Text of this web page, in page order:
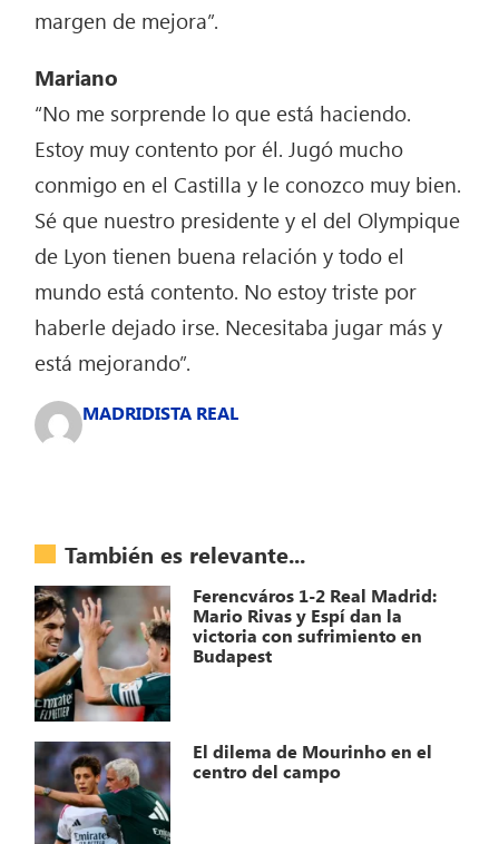
margen de mejora”.
Mariano
“No me sorprende lo que está haciendo.
Estoy muy contento por él. Jugó mucho
conmigo en el Castilla y le conozco muy bien.
Sé que nuestro presidente y el del Olympique
de Lyon tienen buena relación y todo el
mundo está contento. No estoy triste por
haberle dejado irse. Necesitaba jugar más y
está mejorando”.
MADRIDISTA REAL
También es relevante...
Ferencváros 1-2 Real Madrid:
Mario Rivas y Espí dan la
victoria con sufrimiento en
Budapest
El dilema de Mourinho en el
centro del campo